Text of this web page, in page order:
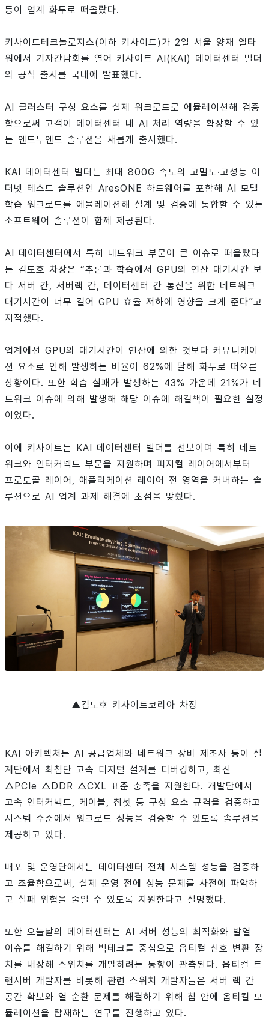
등이 업계 화두로 떠올랐다.
키사이트테크놀로지스(이하 키사이트)가 2일 서울 양재 엘타
워에서 기자간담회를 열어 키사이트 AI(KAI) 데이터센터 빌더
의 공식 출시를 국내에 발표했다.
AI 클러스터 구성 요소를 실제 워크로드로 에뮬레이션해 검증
함으로써 고객이 데이터센터 내 AI 처리 역량을 확장할 수 있
는 엔드투엔드 솔루션을 새롭게 출시했다.
KAI 데이터센터 빌더는 최대 800G 속도의 고밀도·고성능 이
더넷 테스트 솔루션인 AresONE 하드웨어를 포함해 AI 모델
학습 워크로드를 에뮬레이션해 설계 및 검증에 통합할 수 있는
소프트웨어 솔루션이 함께 제공된다.
AI 데이터센터에서 특히 네트워크 부문이 큰 이슈로 떠올랐다
는 김도호 차장은 “추론과 학습에서 GPU의 연산 대기시간 보
다 서버 간, 서버랙 간, 데이터센터 간 통신을 위한 네트워크
대기시간이 너무 길어 GPU 효율 저하에 영향을 크게 준다”고
지적했다.
업계에선 GPU의 대기시간이 연산에 의한 것보다 커뮤니케이
션 요소로 인해 발생하는 비율이 62%에 달해 화두로 떠오른
상황이다. 또한 학습 실패가 발생하는 43% 가운데 21%가 네
트워크 이슈에 의해 발생해 해당 이슈에 해결책이 필요한 실정
이었다.
이에 키사이트는 KAI 데이터센터 빌더를 선보이며 특히 네트
워크와 인터커넥트 부문을 지원하며 피지컬 레이어에서부터
프로토콜 레이어, 애플리케이션 레이어 전 영역을 커버하는 솔
루션으로 AI 업계 과제 해결에 초점을 맞췄다.
▲김도호 키사이트코리아 차장
KAI 아키텍처는 AI 공급업체와 네트워크 장비 제조사 등이 설
계단에서 최첨단 고속 디지털 설계를 디버깅하고, 최신
△PCIe △DDR △CXL 표준 충족을 지원한다. 개발단에서
고속 인터커넥트, 케이블, 칩셋 등 구성 요소 규격을 검증하고
시스템 수준에서 워크로드 성능을 검증할 수 있도록 솔루션을
제공하고 있다.
배포 및 운영단에서는 데이터센터 전체 시스템 성능을 검증하
고 조율함으로써, 실제 운영 전에 성능 문제를 사전에 파악하
고 실패 위험을 줄일 수 있도록 지원한다고 설명했다.
또한 오늘날의 데이터센터는 AI 서버 성능의 최적화와 발열
이슈를 해결하기 위해 빅테크를 중심으로 옵티컬 신호 변환 장
치를 내장해 스위치를 개발하려는 동향이 관측된다. 옵티컬 트
랜시버 개발자를 비롯해 관련 스위치 개발자들은 서버 랙 간
공간 확보와 열 순환 문제를 해결하기 위해 칩 안에 옵티컬 모
듈레이션을 탑재하는 연구를 진행하고 있다.